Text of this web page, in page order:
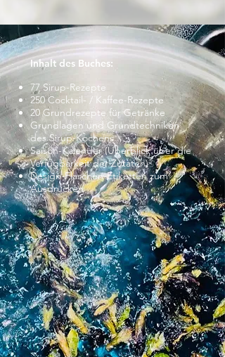
Inhalt des Buches:
77 Sirup-Rezepte
250 Cocktail- / Kaffee-Rezepte
20 Grundrezepte für Getränke
Grundlagen und Grundtechniken
des Sirup-Kochens
Saison-Kalender (Überblick über die
Verfügbarkeit der Zutaten)
Design-Flaschen-Etiketten zum
Ausdrucken